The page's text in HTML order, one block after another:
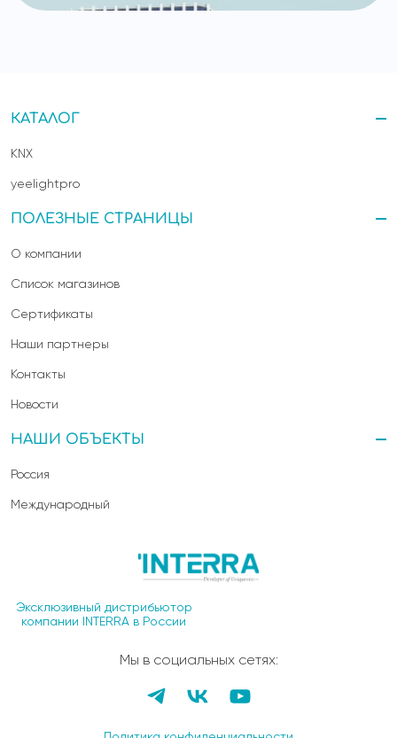
Эксклюзивный дистрибьютор
компании INTERRA в России
Мы в социальных сетях:
ПОЛЕЗНЫЕ СТРАНИЦЫ
О компании
Список магазинов
Сертификаты
Наши партнеры
Контакты
Новости
КАТАЛОГ
KNX
yeelightpro
НАШИ ОБЪЕКТЫ
Россия
Международный